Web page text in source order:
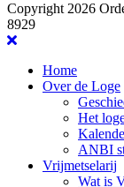
Copyright 2026
8929
Home
Over de Loge
Het
ANBI
Vrijmetselarij
Wat is